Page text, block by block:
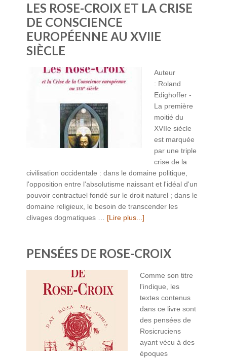
LES ROSE-CROIX ET LA CRISE
DE CONSCIENCE
EUROPÉENNE AU XVIIE
SIÈCLE
Auteur
: Roland
Edighoffer -
La première
moitié du
XVIIe siècle
est marquée
par une triple
crise de la
civilisation occidentale : dans le domaine politique,
l'opposition entre l'absolutisme naissant et l'idéal d'un
pouvoir contractuel fondé sur le droit naturel ; dans le
domaine religieux, le besoin de transcender les
clivages dogmatiques … [Lire plus...]
PENSÉES DE ROSE-CROIX
Comme son titre
l'indique, les
textes contenus
dans ce livre sont
des pensées de
Rosicruciens
ayant vécu à des
époques